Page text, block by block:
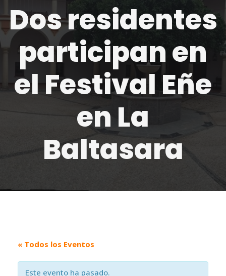
Dos residentes
participan en
el Festival Eñe
en La
Baltasara
« Todos los Eventos
Este evento ha pasado.